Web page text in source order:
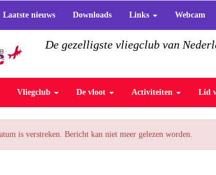
Laatste nieuws Downloads Links Webcam
De gezelligste vliegclub van
Vliegclub De vloot Activiteiten Lid
is verstreken. Bericht kan niet meer gelezen worden.